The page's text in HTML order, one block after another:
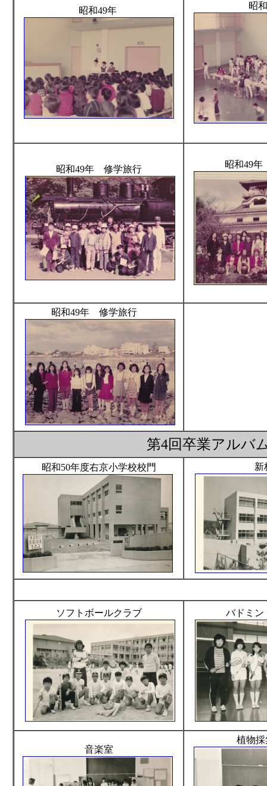
昭和49年 昭
昭和49年 修学旅行 昭和49
昭和49年 修学旅行
第4回卒業アル
昭和50年度右京小学校校門 新
ソフトボールクラブ バドミン
音楽室
植物